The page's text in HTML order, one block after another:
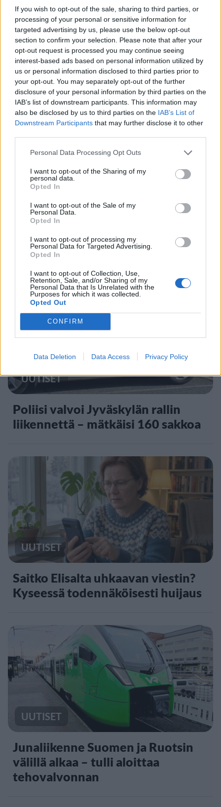
If you wish to opt-out of the sale, sharing to third parties, or
processing of your personal or sensitive information for
targeted advertising by us, please use the below opt-out
section to confirm your selection. Please note that after your
opt-out request is processed you may continue seeing
interest-based ads based on personal information utilized by
us or personal information disclosed to third parties prior to
your opt-out. You may separately opt-out of the further
disclosure of your personal information by third parties on the
IAB’s list of downstream participants. This information may
also be disclosed by us to third parties on the IAB’s List of
Downstream Participants that may further disclose it to other
Personal Data Processing Opt Outs
I want to opt-out of the Sharing of my
personal data.
Opted In
I want to opt-out of the Sale of my
Personal Data.
Opted In
I want to opt-out of processing my
Personal Data for Targeted Advertising.
Opted In
I want to opt-out of Collection, Use,
Retention, Sale, and/or Sharing of my
Personal Data that Is Unrelated with the
Purposes for which it was collected.
Opted Out
CONFIRM
Data Deletion Data Access Privacy Policy
VIIHDEUUTISET
Suolikaasun tuoksu levisi Spider-
Man -näytöksessä – yleisö poistui
paikalta
VIIHDEUUTISET
Ellinoora Tanssii tähtien kanssa:
”Aika sanoa asioille ja elämälle joo”
UUTISET
Poliisi valvoi Jyväskylän rallin
liikennettä – mätkäisi 160 sakkoa
UUTISET
Saitko Elisalta uhkaavan viestin?
Kyseessä todennäköisesti huijaus
UUTISET
Junaliikenne Suomen ja Ruotsin
välillä alkaa – tulli aloittaa
tehovalvonnan